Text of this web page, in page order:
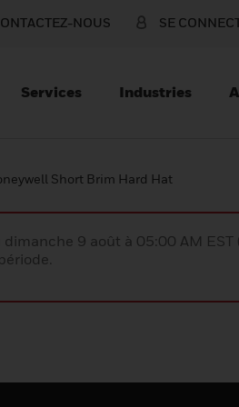
NOUS SE
Services Industries
Short Brim Hard Hat
9 août à 05:00 AM